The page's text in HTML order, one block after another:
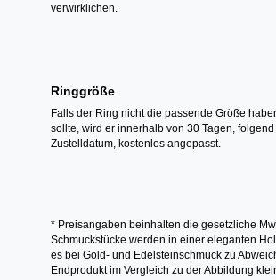
verwirklichen.
Ringgröße
Falls der Ring nicht die passende Größe
sollte, wird er innerhalb von 30 Tagen,
Zustelldatum, kostenlos angepasst.
* Preisangaben beinhalten die gesetzliche
Schmuckstücke werden in einer eleganten
es bei Gold- und Edelsteinschmuck zu
Endprodukt im Vergleich zu der Abbildung